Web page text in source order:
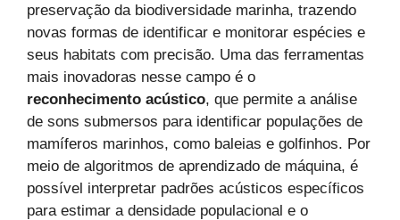
preservação da biodiversidade marinha, trazendo
novas formas de identificar e monitorar espécies e
seus habitats com precisão. Uma das ferramentas
mais inovadoras nesse campo é o
reconhecimento acústico, que permite a análise
de sons submersos para identificar populações de
mamíferos marinhos, como baleias e golfinhos. Por
meio de algoritmos de aprendizado de máquina, é
possível interpretar padrões acústicos específicos
para estimar a densidade populacional e o